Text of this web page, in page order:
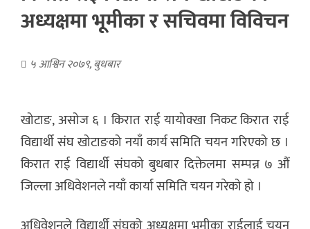
अध्यक्षमा भूमीका र सचिवमा विविचन
५ आश्विन २०७९, बुधबार
खोटाङ, असोज ६ । किरात राई यायोक्खा निकट किरात राई
विद्यार्थी संघ खोटाङको नयाँ कार्य समिति चयन गरिएको छ ।
किरात राई विद्यार्थी संघको बुधबार दिक्तेलमा सम्पन्न ७ औं
जिल्ला अधिवेशनले नयाँ कार्या समिति चयन गरेको हो ।